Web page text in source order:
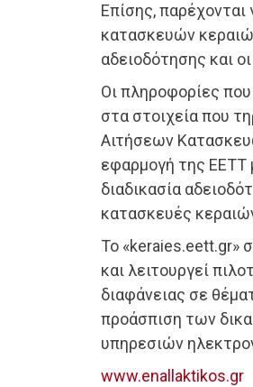
Επίσης,
κατασκευών
αδειοδότησης και
Οι πληροφορίες
στα στοιχεία που
Αιτήσεων
εφαρμογή της ΕΕΤΤ
διαδικασία
κατασκευές
To «keraies.eett.gr»
και λειτουργεί
διαφάνειας σε
προάσπιση των
υπηρεσιών
www.enallaktikos.gr